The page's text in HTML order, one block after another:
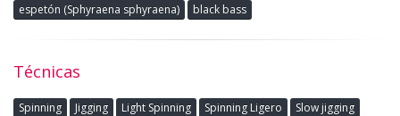
espetón (Sphyraena sphyraena)
black bass
Técnicas
Spinning Jigging Light Spinning Spinning Ligero
Slow jigging